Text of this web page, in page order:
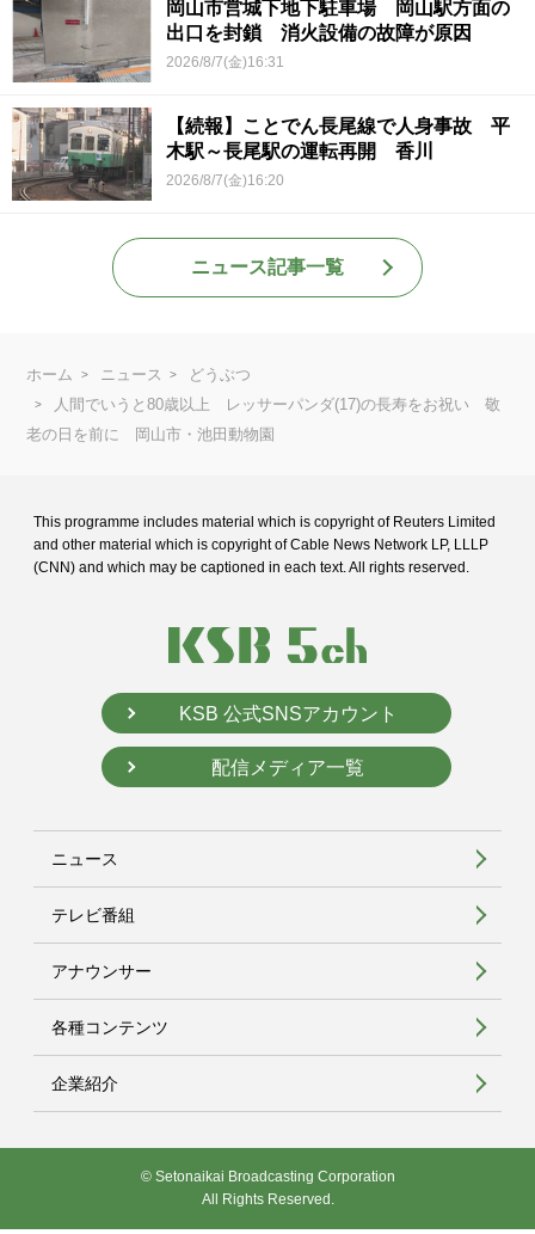
岡山市営城下地下駐車場 岡山駅方面の
出口を封鎖 消火設備の故障が原因
2026/8/7(金)16:31
【続報】ことでん長尾線で人身事故 平
木駅～長尾駅の運転再開 香川
2026/8/7(金)16:20
ニュース記事一覧
ホーム ニュース
どうぶつ
人間でいうと80歳以上 レッサーパンダ(17)の長寿をお祝い 敬
老の日を前に 岡山市・池田動物園
This programme includes material which is copyright of Reuters Limited
and other material which is copyright of Cable News Network LP, LLLP
(CNN) and which may be captioned in each text. All rights reserved.
KSB 公式SNSアカウント
配信メディア一覧
ニュース
テレビ番組
アナウンサー
各種コンテンツ
企業紹介
© Setonaikai Broadcasting Corporation
All Rights Reserved.